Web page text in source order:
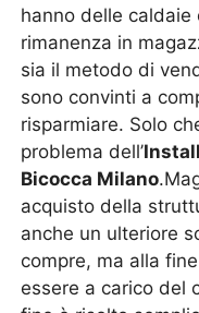
hanno delle
rimanenza in
sia il metodo di
sono convinti a
risparmiare. Solo
problema dell’
Bicocca Milano
acquisto della
anche un ulteriore
compre, ma alla
essere a carico del